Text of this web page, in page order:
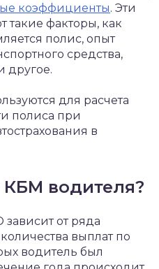
коэффициенты. Эти
факторы, как
полис, опыт
средства,
другое.
для расчета
полиса при
в
КБМ водителя?
от ряда
выплат по
водитель был